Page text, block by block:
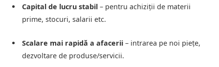
Capital de lucru stabil – pentru achiziții de materii
prime, stocuri, salarii etc.
Scalare mai rapidă a afacerii – intrarea pe noi piețe,
dezvoltare de produse/servicii.